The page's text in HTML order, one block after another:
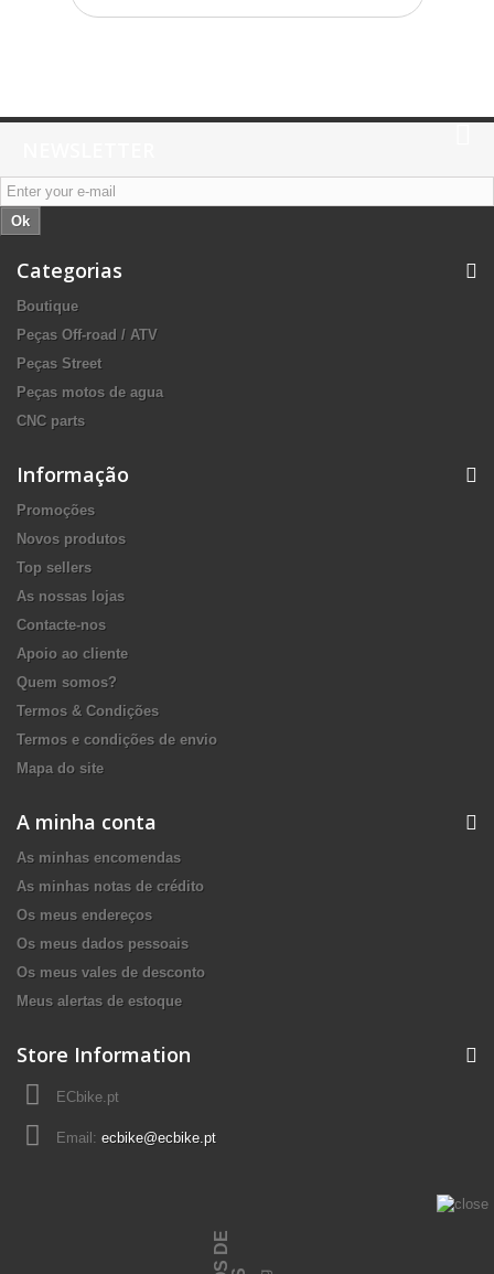
Ok
Categorias
Boutique
Peças Off-road / ATV
Peças Street
Peças motos de agua
CNC parts
Informação
Promoções
Novos produtos
Top sellers
As nossas lojas
Contacte-nos
Apoio ao cliente
Quem somos?
Termos & Condições
Termos e condições de envio
Mapa do site
A minha conta
As minhas encomendas
As minhas notas de crédito
Os meus endereços
Os meus dados pessoais
Os meus vales de desconto
Meus alertas de estoque
Store Information
ECbike.pt
Email: ecbike@ecbike.pt